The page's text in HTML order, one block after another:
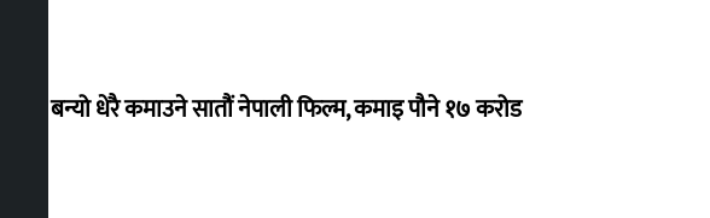
‘गौंथली’ बन्यो धेरै कमाउने सातौं नेपाली फिल्म, कमाइ पौने १७ करोड